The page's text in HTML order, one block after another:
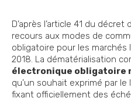
D’après l’article 41 du décret
recours aux modes de
obligatoire pour les marchés
2018. La dématérialisation
électronique obligatoire
qu’un souhait exprimé par
fixant officiellement des